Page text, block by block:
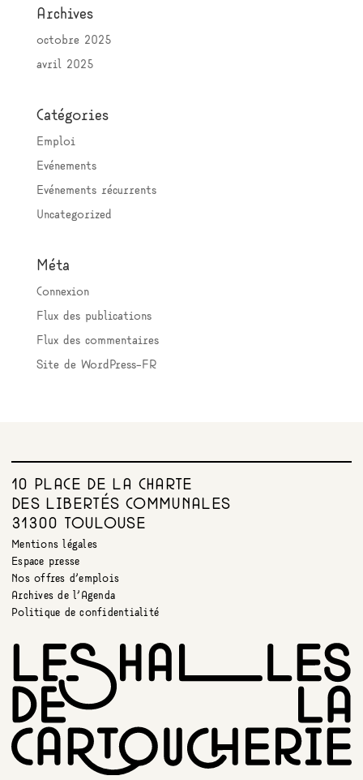
Archives
octobre 2025
avril 2025
Catégories
Emploi
Evénements
Evénements récurrents
Uncategorized
Méta
Connexion
Flux des publications
Flux des commentaires
Site de WordPress-FR
10 PLACE DE LA CHARTE
DES LIBERTÉS COMMUNALES
31300 TOULOUSE
Mentions légales
Espace presse
Nos offres d’emplois
Archives de l’Agenda
Politique de confidentialité